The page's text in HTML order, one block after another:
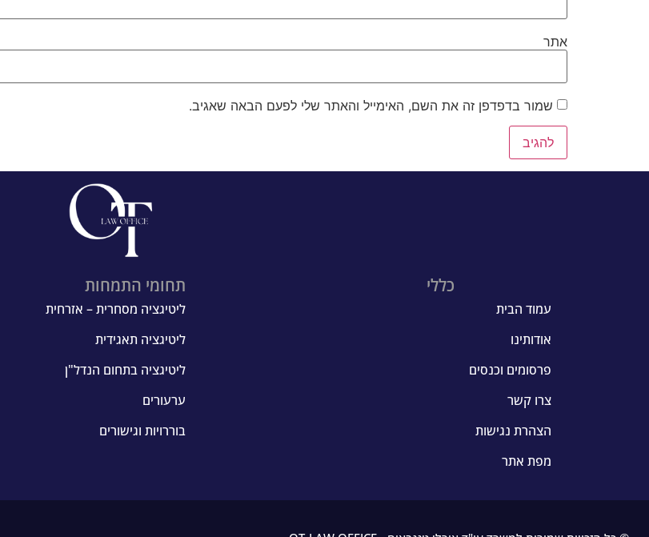
אתר
שמור בדפדפן זה את השם, האימייל והאתר שלי לפעם הבאה שאגיב.
כללי
עמוד הבית
אודותינו
פרסומים וכנסים
צרו קשר
הצהרת נגישות
מפת אתר
תחומי התמחות
ליטיגציה מסחרית – אזרחית
ליטיגציה תאגידית
ליטיגציה בתחום הנדל"ן
ערעורים
בוררויות וגישורים